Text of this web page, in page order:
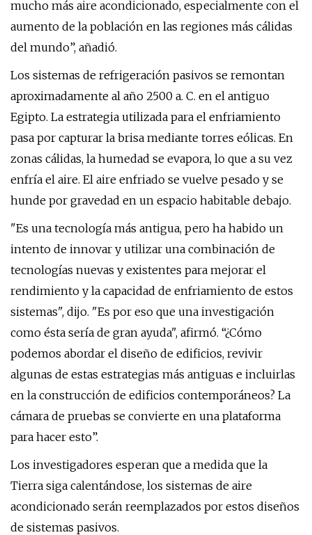
mucho más aire acondicionado, especialmente con el
aumento de la población en las regiones más cálidas
del mundo”, añadió.
Los sistemas de refrigeración pasivos se remontan
aproximadamente al año 2500 a. C. en el antiguo
Egipto. La estrategia utilizada para el enfriamiento
pasa por capturar la brisa mediante torres eólicas. En
zonas cálidas, la humedad se evapora, lo que a su vez
enfría el aire. El aire enfriado se vuelve pesado y se
hunde por gravedad en un espacio habitable debajo.
"Es una tecnología más antigua, pero ha habido un
intento de innovar y utilizar una combinación de
tecnologías nuevas y existentes para mejorar el
rendimiento y la capacidad de enfriamiento de estos
sistemas", dijo. "Es por eso que una investigación
como ésta sería de gran ayuda", afirmó. “¿Cómo
podemos abordar el diseño de edificios, revivir
algunas de estas estrategias más antiguas e incluirlas
en la construcción de edificios contemporáneos? La
cámara de pruebas se convierte en una plataforma
para hacer esto”.
Los investigadores esperan que a medida que la
Tierra siga calentándose, los sistemas de aire
acondicionado serán reemplazados por estos diseños
de sistemas pasivos.